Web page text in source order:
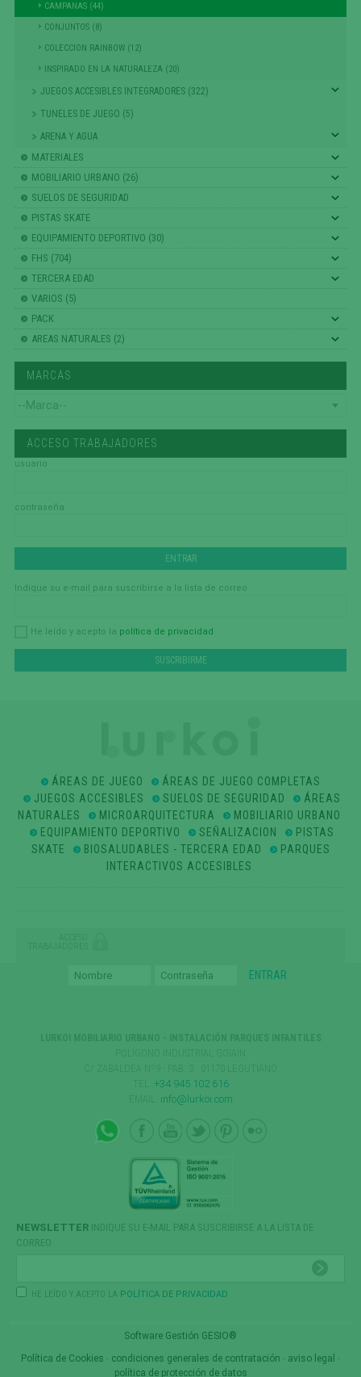
CAMPANAS (44)
CONJUNTOS (8)
COLECCION RAINBOW (12)
INSPIRADO EN LA NATURALEZA (20)
JUEGOS ACCESIBLES INTEGRADORES (322)
TUNELES DE JUEGO (5)
ARENA Y AGUA
MATERIALES
MOBILIARIO URBANO (26)
SUELOS DE SEGURIDAD
PISTAS SKATE
EQUIPAMIENTO DEPORTIVO (30)
FHS (704)
TERCERA EDAD
VARIOS (5)
PACK
AREAS NATURALES (2)
MARCAS
ACCESO TRABAJADORES
usuario
contraseña
Indique su e-mail para suscribirse a la lista de correo
He leído y acepto la política de privacidad
ÁREAS DE JUEGO
ÁREAS DE JUEGO COMPLETAS
JUEGOS ACCESIBLES
SUELOS DE SEGURIDAD
ÁREAS
NATURALES
MICROARQUITECTURA
MOBILIARIO URBANO
EQUIPAMIENTO DEPORTIVO
SEÑALIZACION
PISTAS
SKATE
BIOSALUDABLES - TERCERA EDAD
PARQUES
INTERACTIVOS ACCESIBLES
ACCESO
TRABAJADORES
+34 945 102 616
info@lurkoi.com
NEWSLETTER INDIQUE SU E-MAIL PARA SUSCRIBIRSE A LA LISTA DE
CORREO
HE LEÍDO Y ACEPTO LA POLÍTICA DE PRIVACIDAD
Software Gestión GESIO®
Política de Cookies
condiciones generales de contratación aviso legal
política de protección de datos